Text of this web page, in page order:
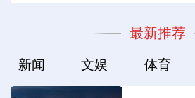
最新推荐
新闻 文娱 体育